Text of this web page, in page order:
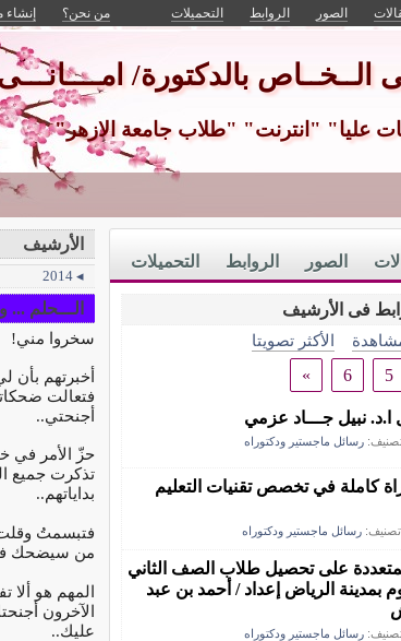
الصور الروابط التحميلات من نحن؟
الــخــاص بالدكتورة/
عليا" "انترنت" "طلاب جامعة الازهر"
التحميلات الروابط الصور
الأكثر تصويتا
5
6
»
ا.د. نبيل جـــاد عزمي
رسائل ماجستير ودكتوراه
كاملة في تخصص تقنيات التعليم
رسائل ماجستير ودكتوراه
على تحصيل طلاب الصف الثاني
بمدينة الرياض إعداد / أحمد بن عبد
رسائل ماجستير ودكتوراه
الأرشيف
◂ 2014
الـــحلم ...
سخروا مني!
أخبرتهم بأن
فتعالت
أجنحتي..
حزّ الأمر في
تذكرت جميع
بداياتهم..
فتبسمتُ وقلت
من سيضحك في
المهم هو ألا
الآخرون
عليك..